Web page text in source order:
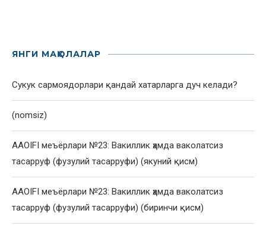
ЯНГИ МАҚОЛАЛАР
Сукук сармоядорлари қандай хатарларга дуч келади?
(nomsiz)
AAOIFI меъёрлари №23: Вакиллик ҳамда ваколатсиз
тасарруф (фузулий тасарруфи) (якуний қисм)
AAOIFI меъёрлари №23: Вакиллик ҳамда ваколатсиз
тасарруф (фузулий тасарруфи) (биринчи қисм)